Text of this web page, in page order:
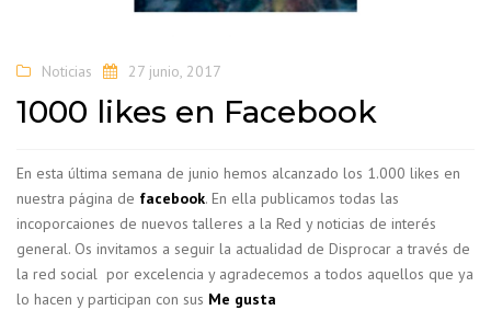
Noticias 27 junio, 2017
1000 likes en Facebook
En esta última semana de junio hemos alcanzado los 1.000 likes en
nuestra página de facebook. En ella publicamos todas las
incoporcaiones de nuevos talleres a la Red y noticias de interés
general. Os invitamos a seguir la actualidad de Disprocar a través de
la red social por excelencia y agradecemos a todos aquellos que ya
lo hacen y participan con sus Me gusta